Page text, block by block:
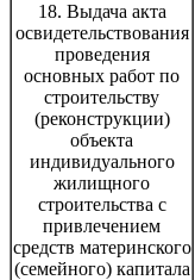
18. Выдача акта
освидетельствования
проведения
основных работ по
строительству
(реконструкции)
объекта
индивидуального
жилищного
строительства с
привлечением
средств материнского
(семейного) капитала